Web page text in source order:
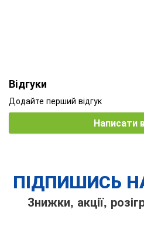
Відгуки
Додайте перший відгук
Написати
ПІДПИШИСЬ
Знижки, акції,